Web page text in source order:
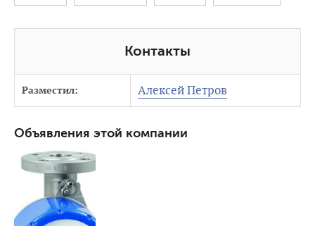
Контакты
Разместил: Алексей Петров
Объявления этой компании